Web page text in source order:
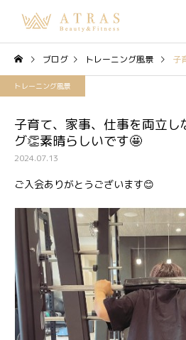
ブログ トレーニング風景 子育
トレーニング風景
子育て、家事、仕事を両立し
グ👏素晴らしいです🤩
2024.07.13
ご入会ありがとうございます😊